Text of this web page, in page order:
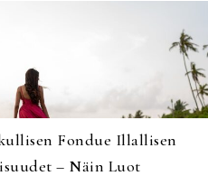
Fondue Illallisen
– Näin Luot